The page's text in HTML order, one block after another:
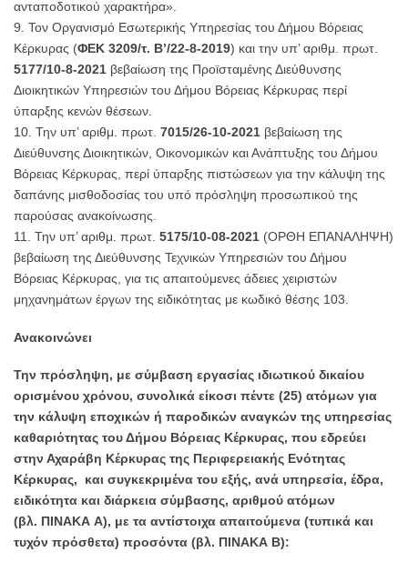
ανταποδοτικού χαρακτήρα».
Τον Οργανισμό Εσωτερικής Υπηρεσίας του Δήμου Βόρειας
Κέρκυρας (ΦΕΚ 3209/τ. Β’/22-8-2019) και την υπ’ αριθμ. πρωτ.
5177/10-8-2021 βεβαίωση της Προϊσταμένης Διεύθυνσης
Διοικητικών Υπηρεσιών του Δήμου Βόρειας Κέρκυρας περί
ύπαρξης κενών θέσεων.
Την υπ’ αριθμ. πρωτ. 7015/26-10-2021 βεβαίωση της
Διεύθυνσης Διοικητικών, Οικονομικών και Ανάπτυξης του Δήμου
Βόρειας Κέρκυρας, περί ύπαρξης πιστώσεων για την κάλυψη της
δαπάνης μισθοδοσίας του υπό πρόσληψη προσωπικού της
παρούσας ανακοίνωσης.
Την υπ’ αριθμ. πρωτ. 5175/10-08-2021 (ΟΡΘΗ ΕΠΑΝΑΛΗΨΗ)
βεβαίωση της Διεύθυνσης Τεχνικών Υπηρεσιών του Δήμου
Βόρειας Κέρκυρας, για τις απαιτούμενες άδειες χειριστών
μηχανημάτων έργων της ειδικότητας με κωδικό θέσης 103.
Ανακοινώνει
Την πρόσληψη, με σύμβαση εργασίας ιδιωτικού δικαίου
ορισμένου χρόνου, συνολικά είκοσι πέντε (25) ατόμων για
την κάλυψη εποχικών ή παροδικών αναγκών της υπηρεσίας
καθαριότητας του Δήμου Βόρειας Κέρκυρας, που εδρεύει
στην Αχαράβη Κέρκυρας της Περιφερειακής Ενότητας
Κέρκυρας, και συγκεκριμένα του εξής, ανά υπηρεσία, έδρα,
ειδικότητα και διάρκεια σύμβασης, αριθμού ατόμων
(βλ. ΠΙΝΑΚΑ Α), με τα αντίστοιχα απαιτούμενα (τυπικά και
τυχόν πρόσθετα) προσόντα (βλ. ΠΙΝΑΚΑ Β):